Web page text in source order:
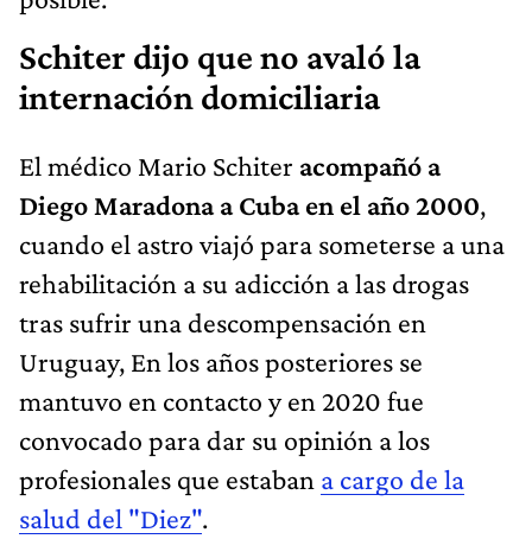
Schiter dijo que no avaló la
internación domiciliaria
El médico Mario Schiter acompañó a
Diego Maradona a Cuba en el año 2000,
cuando el astro viajó para someterse a una
rehabilitación a su adicción a las drogas
tras sufrir una descompensación en
Uruguay, En los años posteriores se
mantuvo en contacto y en 2020 fue
convocado para dar su opinión a los
profesionales que estaban a cargo de la
salud del "Diez".